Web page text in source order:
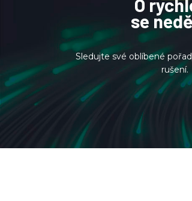
se
Sledujte své oblíbené
rušení.